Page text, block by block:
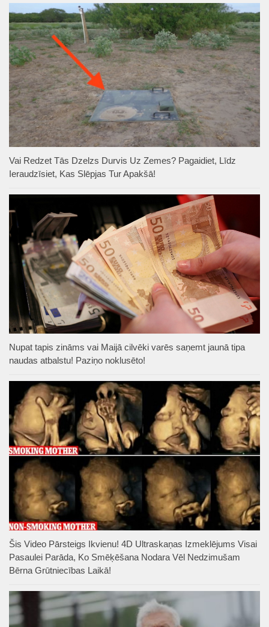
Vai Redzet Tās Dzelzs Durvis Uz Zemes? Pagaidiet, Līdz
Ieraudzīsiet, Kas Slēpjas Tur Apakšā!
Nupat tapis zināms vai Maijā cilvēki varēs saņemt jaunā tipa
naudas atbalstu! Paziņo noklusēto!
Šis Video Pārsteigs Ikvienu! 4D Ultraskaņas Izmeklējums Visai
Pasaulei Parāda, Ko Smēķēšana Nodara Vēl Nedzimušam
Bērna Grūtniecības Laikā!